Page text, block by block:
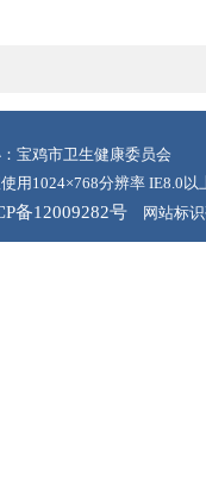
宝鸡市卫生健康委员会
用1024×768分辨率 IE8.0以
备12009282号 网站标